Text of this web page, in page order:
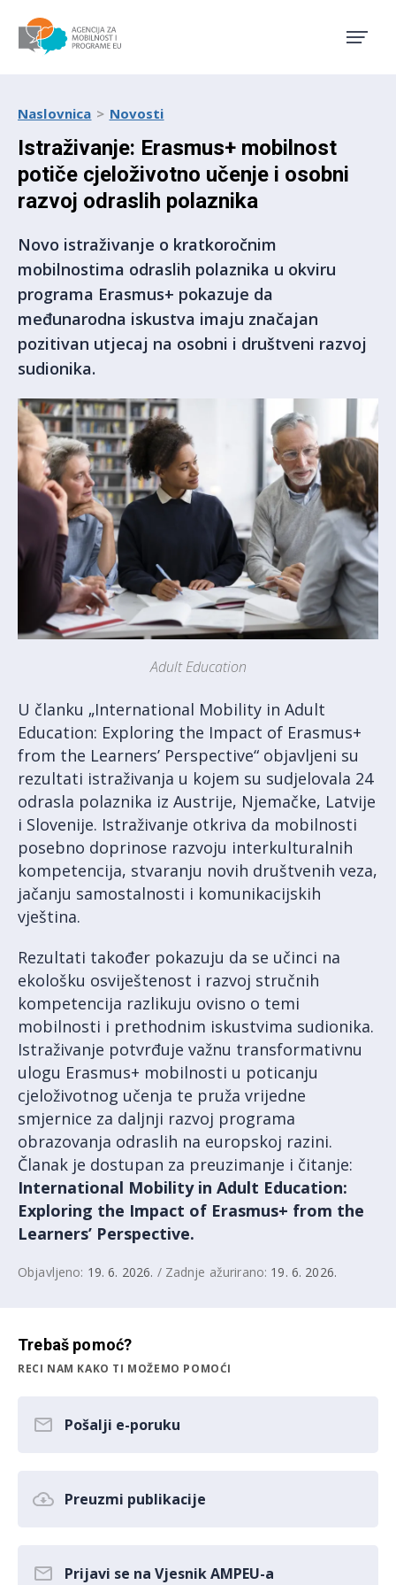
Naslovnica Novosti
Istraživanje: Erasmus+ mobilnost
potiče cjeloživotno učenje i osobni
razvoj odraslih polaznika
Novo istraživanje o kratkoročnim
mobilnostima odraslih polaznika u okviru
programa Erasmus+ pokazuje da
međunarodna iskustva imaju značajan
pozitivan utjecaj na osobni i društveni razvoj
sudionika.
Adult Education
U članku „International Mobility in Adult
Education: Exploring the Impact of Erasmus+
from the Learners’ Perspective“ objavljeni su
rezultati istraživanja u kojem su sudjelovala 24
odrasla polaznika iz Austrije, Njemačke, Latvije
i Slovenije. Istraživanje otkriva da mobilnosti
posebno doprinose razvoju interkulturalnih
kompetencija, stvaranju novih društvenih veza,
jačanju samostalnosti i komunikacijskih
vještina.
Rezultati također pokazuju da se učinci na
ekološku osviještenost i razvoj stručnih
kompetencija razlikuju ovisno o temi
mobilnosti i prethodnim iskustvima sudionika.
Istraživanje potvrđuje važnu transformativnu
ulogu Erasmus+ mobilnosti u poticanju
cjeloživotnog učenja te pruža vrijedne
smjernice za daljnji razvoj programa
obrazovanja odraslih na europskoj razini.
Članak je dostupan za preuzimanje i čitanje:
International Mobility in Adult Education:
Exploring the Impact of Erasmus+ from the
Learners’ Perspective.
Objavljeno: 19. 6. 2026. / Zadnje ažurirano: 19. 6. 2026.
Trebaš pomoć?
RECI NAM KAKO TI MOŽEMO POMOĆI
Pošalji e-poruku
Preuzmi publikacije
Prijavi se na Vjesnik AMPEU-a